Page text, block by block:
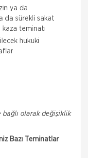
ya da
da sürekli sakat
kaza teminatı
hukuki
olarak değişiklik
Bazı Teminatlar